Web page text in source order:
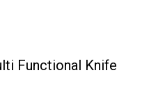
Functional Knife